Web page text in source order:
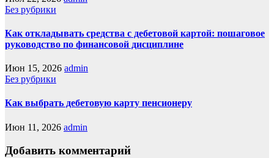
Без рубрики
Как откладывать средства с дебетовой картой: пошаговое
руководство по финансовой дисциплине
Июн 15, 2026 admin
Без рубрики
Как выбрать дебетовую карту пенсионеру
Июн 11, 2026 admin
Добавить комментарий